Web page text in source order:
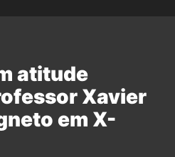
atitude
Xavier
em X-